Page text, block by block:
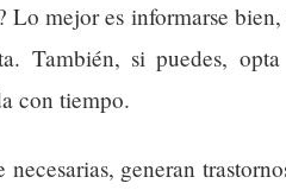
Lo mejor es informarse
También, si puedes,
con tiempo.
generan